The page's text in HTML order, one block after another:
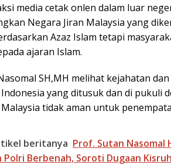
media cetak onlen dalam luar
Negara Jiran Malaysia yang
Azaz Islam tetapi
ajaran Islam.
SH,MH melihat kejahatan
yang ditusuk dan di pukuli
tidak aman untuk
beritanya Prof. Sutan Nasomal
Berbenah, Soroti Dugaan